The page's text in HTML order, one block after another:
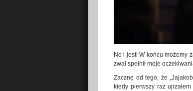
No i jest! W końcu możemy
zwał spełnił moje
Zacznę od tego, że
kiedy pierwszy raz ujrzałem